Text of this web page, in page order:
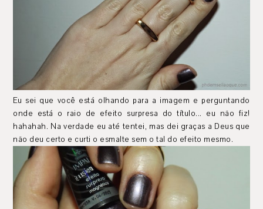
Eu sei que você está olhando para a imagem e perguntando
onde está o raio de efeito surpresa do título... eu não fiz!
hahahah. Na verdade eu até tentei, mas dei graças a Deus que
não deu certo e curti o esmalte sem o tal do efeito mesmo.